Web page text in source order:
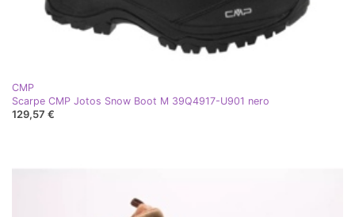
CMP
Scarpe CMP Jotos Snow Boot M 39Q4917-U901 nero
129,57 €